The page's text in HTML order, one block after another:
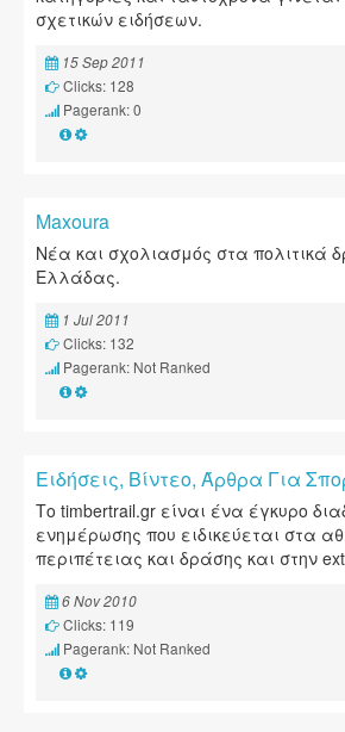
σχετικών ειδήσεων.
15 Sep 2011
Clicks: 128
Pagerank: 0
Maxoura
Νέα και σχολιασμός στα πολιτικά
Ελλάδας.
1 Jul 2011
Clicks: 132
Pagerank: Not Ranked
Ειδήσεις, Βίντεο, Άρθρα Για
Το timbertrail.gr είναι ένα έγκυρο
ενημέρωσης που ειδικεύεται στα
περιπέτειας και δράσης και στην
6 Nov 2010
Clicks: 119
Pagerank: Not Ranked